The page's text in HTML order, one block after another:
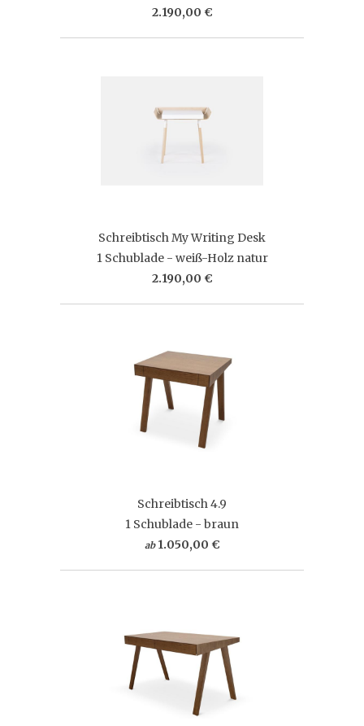
2.190,00 €
Schreibtisch My Writing Desk
1 Schublade - weiß-Holz natur
2.190,00 €
Schreibtisch 4.9
1 Schublade - braun
ab 1.050,00 €